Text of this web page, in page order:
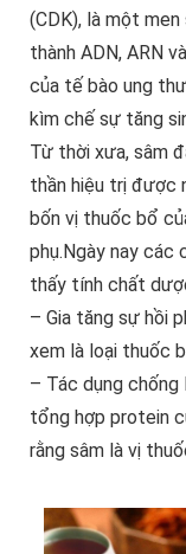
(CDK), là một
thành ADN, ARN
của tế bào ung
kìm chế sự tăng
Từ thời xưa, sâm
thần hiệu trị được
bốn vị thuốc bổ
phụ.Ngày nay các
thấy tính chất
– Gia tăng sự hồi
xem là loại thuốc
– Tác dụng
tổng hợp protein
rằng sâm là vị